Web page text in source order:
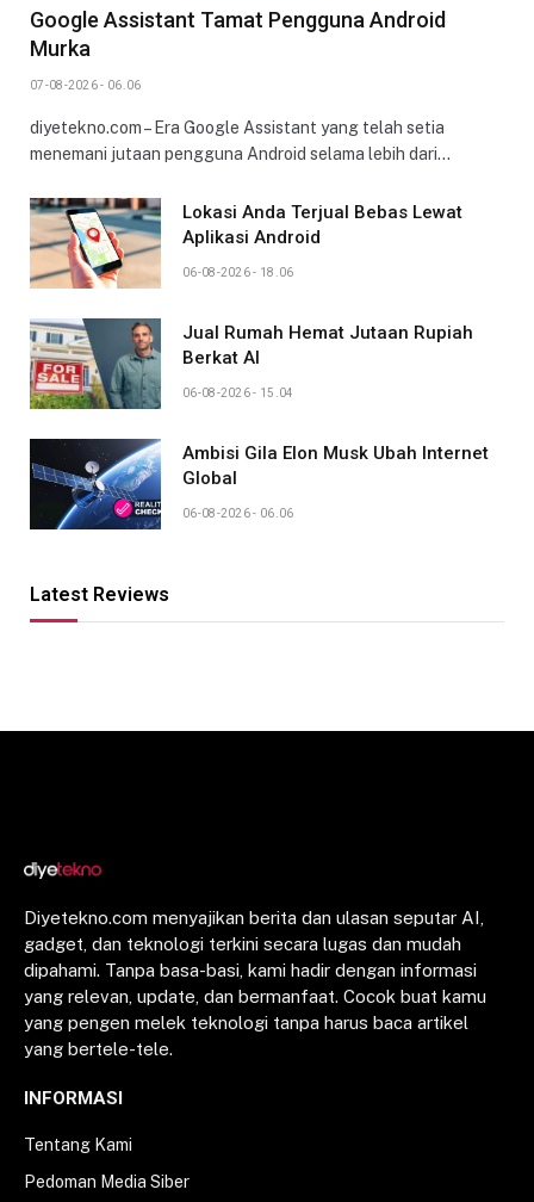
Google Assistant Tamat Pengguna Android
Murka
07-08-2026 - 06.06
diyetekno.com – Era Google Assistant yang telah setia
menemani jutaan pengguna Android selama lebih dari…
Lokasi Anda Terjual Bebas Lewat
Aplikasi Android
06-08-2026 - 18.06
Jual Rumah Hemat Jutaan Rupiah
Berkat AI
06-08-2026 - 15.04
Ambisi Gila Elon Musk Ubah Internet
Global
06-08-2026 - 06.06
Latest Reviews
Diyetekno.com menyajikan berita dan ulasan seputar AI,
gadget, dan teknologi terkini secara lugas dan mudah
dipahami. Tanpa basa-basi, kami hadir dengan informasi
yang relevan, update, dan bermanfaat. Cocok buat kamu
yang pengen melek teknologi tanpa harus baca artikel
yang bertele-tele.
INFORMASI
Tentang Kami
Pedoman Media Siber